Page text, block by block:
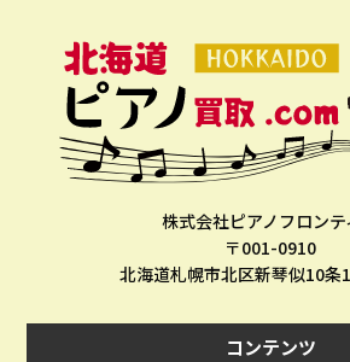
株式会社ピアノフロンテ
〒001-0910
北海道札幌市北区新琴似10条
コンテンツ